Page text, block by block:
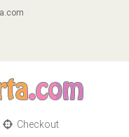
Checkout